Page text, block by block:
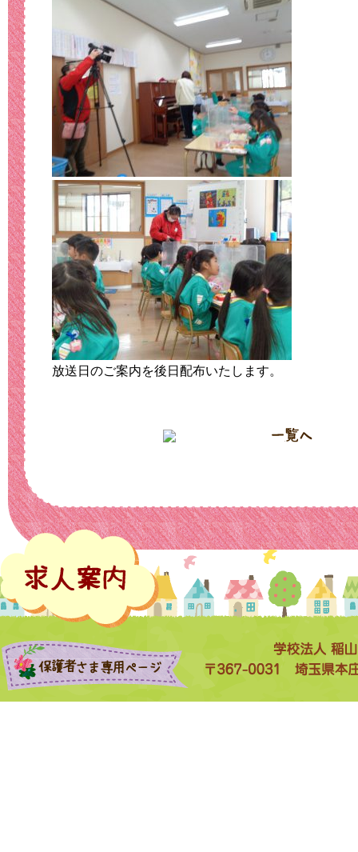
放送日のご案内を後日配布いたします。